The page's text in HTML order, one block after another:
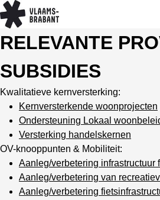
RELEVANTE
SUBSIDIES
Kwalitatieve kernversterking:
Kernversterkende woonprojecten
Ondersteuning Lokaal
Versterking handelskernen
OV-knooppunten & Mobiliteit:
Aanleg/verbetering infrastructuur
Aanleg/verbetering van
Aanleg/verbetering